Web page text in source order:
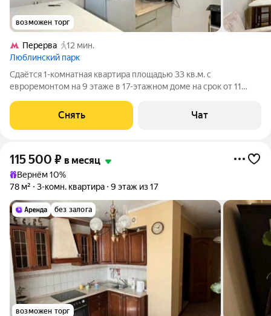
возможен торг
Перерва
12 мин.
Люблинский парк
Сдаётся 1-комнатная квартира площадью 33 кв.м. с
евроремонтом на 9 этаже в 17-этажном доме на срок от 11
Микроволновка Дом - монолитный, окна выходят на улицу. В
подъезде 4 лифта - 2 грузовых
Снять Чат
115 500 ₽ в месяц
Вернём 10%
78 м²
3-комн. квартира 9 этаж из 17
без залога
возможен торг